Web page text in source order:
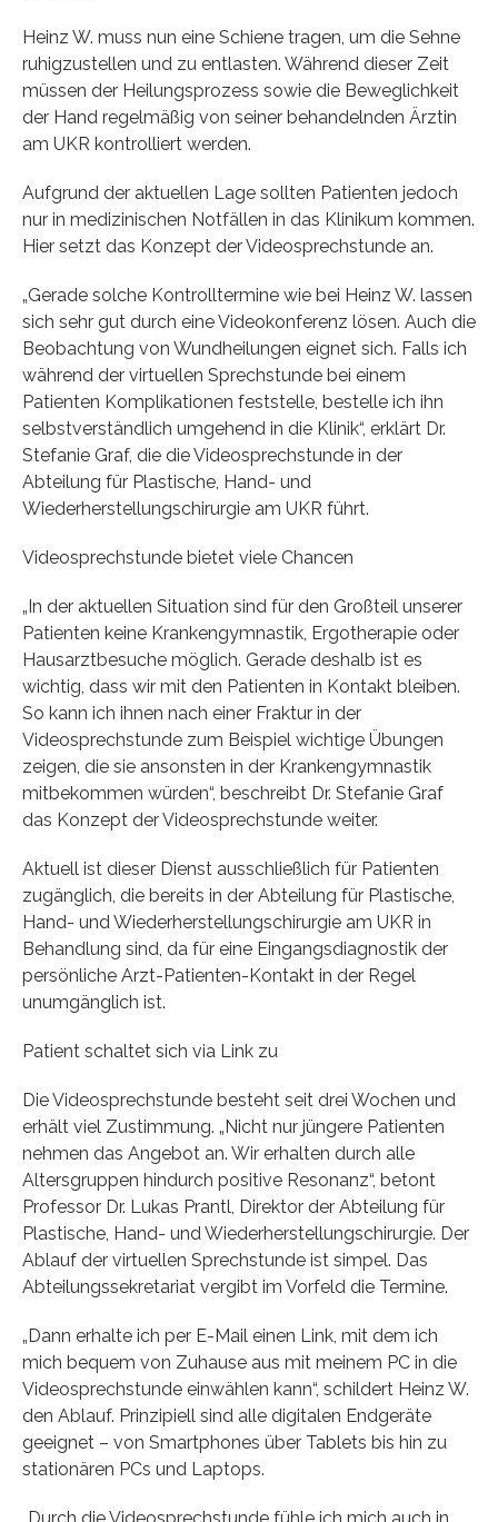
Heinz W. muss nun eine Schiene tragen, um die Sehne
ruhigzustellen und zu entlasten. Während dieser Zeit
müssen der Heilungsprozess sowie die Beweglichkeit
der Hand regelmäßig von seiner behandelnden Ärztin
am UKR kontrolliert werden.
Aufgrund der aktuellen Lage sollten Patienten jedoch
nur in medizinischen Notfällen in das Klinikum kommen.
Hier setzt das Konzept der Videosprechstunde an.
„Gerade solche Kontrolltermine wie bei Heinz W. lassen
sich sehr gut durch eine Videokonferenz lösen. Auch die
Beobachtung von Wundheilungen eignet sich. Falls ich
während der virtuellen Sprechstunde bei einem
Patienten Komplikationen feststelle, bestelle ich ihn
selbstverständlich umgehend in die Klinik“, erklärt Dr.
Stefanie Graf, die die Videosprechstunde in der
Abteilung für Plastische, Hand- und
Wiederherstellungschirurgie am UKR führt.
Videosprechstunde bietet viele Chancen
„In der aktuellen Situation sind für den Großteil unserer
Patienten keine Krankengymnastik, Ergotherapie oder
Hausarztbesuche möglich. Gerade deshalb ist es
wichtig, dass wir mit den Patienten in Kontakt bleiben.
So kann ich ihnen nach einer Fraktur in der
Videosprechstunde zum Beispiel wichtige Übungen
zeigen, die sie ansonsten in der Krankengymnastik
mitbekommen würden“, beschreibt Dr. Stefanie Graf
das Konzept der Videosprechstunde weiter.
Aktuell ist dieser Dienst ausschließlich für Patienten
zugänglich, die bereits in der Abteilung für Plastische,
Hand- und Wiederherstellungschirurgie am UKR in
Behandlung sind, da für eine Eingangsdiagnostik der
persönliche Arzt-Patienten-Kontakt in der Regel
unumgänglich ist.
Patient schaltet sich via Link zu
Die Videosprechstunde besteht seit drei Wochen und
erhält viel Zustimmung. „Nicht nur jüngere Patienten
nehmen das Angebot an. Wir erhalten durch alle
Altersgruppen hindurch positive Resonanz“, betont
Professor Dr. Lukas Prantl, Direktor der Abteilung für
Plastische, Hand- und Wiederherstellungschirurgie. Der
Ablauf der virtuellen Sprechstunde ist simpel. Das
Abteilungssekretariat vergibt im Vorfeld die Termine.
„Dann erhalte ich per E-Mail einen Link, mit dem ich
mich bequem von Zuhause aus mit meinem PC in die
Videosprechstunde einwählen kann“, schildert Heinz W.
den Ablauf. Prinzipiell sind alle digitalen Endgeräte
geeignet – von Smartphones über Tablets bis hin zu
stationären PCs und Laptops.
„Durch die Videosprechstunde fühle ich mich auch in